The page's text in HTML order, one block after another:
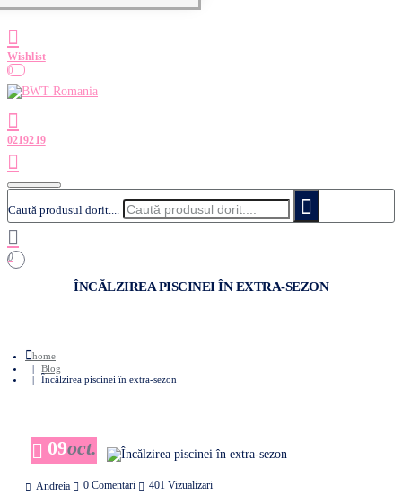
0
Caută produsul dorit....
0
ÎNCĂLZIREA PISCINEI ÎN EXTRA-SEZON
home
Blog
Încălzirea piscinei în extra-sezon
09oct.
Andreia 0 Comentari 401 Vizualizari